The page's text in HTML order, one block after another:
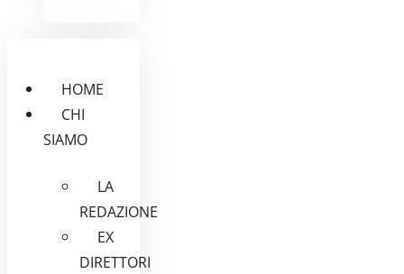
HOME
CHI
SIAMO
LA
REDAZIONE
EX
DIRETTORI